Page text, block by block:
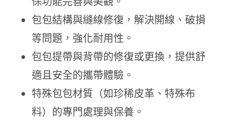
包包結構與縫線修復，解決開線、破損
等問題，強化耐用性。
包包提帶與背帶的修復或更換，提供舒
適且安全的攜帶體驗。
特殊包包材質（如珍稀皮革、特殊布
料）的專門處理與保養。